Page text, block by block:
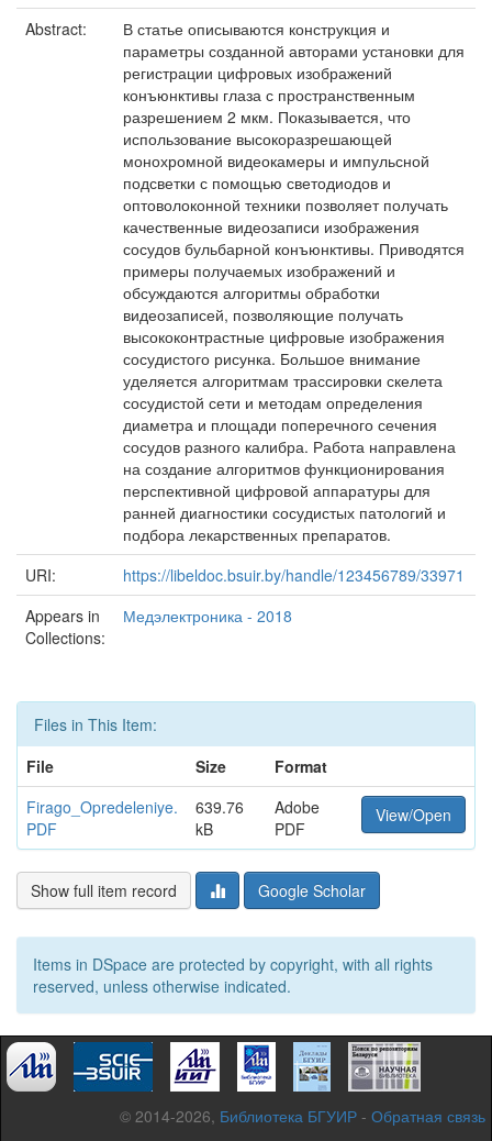
Abstract:
В статье описываются конструкция и
параметры созданной авторами установки для
регистрации цифровых изображений
конъюнктивы глаза с пространственным
разрешением 2 мкм. Показывается, что
использование высокоразрешающей
монохромной видеокамеры и импульсной
подсветки с помощью светодиодов и
оптоволоконной техники позволяет получать
качественные видеозаписи изображения
сосудов бульбарной конъюнктивы. Приводятся
примеры получаемых изображений и
обсуждаются алгоритмы обработки
видеозаписей, позволяющие получать
высококонтрастные цифровые изображения
сосудистого рисунка. Большое внимание
уделяется алгоритмам трассировки скелета
сосудистой сети и методам определения
диаметра и площади поперечного сечения
сосудов разного калибра. Работа направлена
на создание алгоритмов функционирования
перспективной цифровой аппаратуры для
ранней диагностики сосудистых патологий и
подбора лекарственных препаратов.
URI:
https://libeldoc.bsuir.by/handle/123456789/33971
Appears in
Collections:
Медэлектроника - 2018
Files in This Item:
File
Size
Format
Firago_Opredeleniye.
PDF
639.76
kB
Adobe
PDF
View/Open
Show full item record Google Scholar
Items in DSpace are protected by copyright, with all rights
reserved, unless otherwise indicated.
© 2014-2026, Библиотека БГУИР - Обратная связь